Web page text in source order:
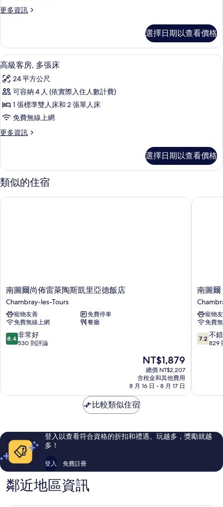
2
單
人
床
的
所
有
相
片
更多資訊
更
客
房,
2
單
人
的
詳
選擇日期以查看價格
顯
示
高
級
客
多
床
的
所
有
高級客房, 多張床 | 書桌、遮光布/窗
4
高級客房, 多張床
24 平方公尺
可容納 4 人 (依實際入住人數計費)
1 張標準雙人床和 2 張單人床
免費無線上網
更多資訊
更
客
房,
多
床
選擇日期以查看價格
類似的住宿
南
圖
爾
尚
佈
雷
萊
德
les-
Tours
南圖爾尚佈雷萊陶斯凱里亞德飯店
Chambray-les-Tours
寵物友善
免費停車
免費無線上網
餐廳
8.4
分，
常
評
論
8.4 非常好
530 則評論
現
在
價
格
為
NT$1,879
總價 NT$2,207
含稅金和其他費用
8 月 16 日 - 8 月 17 日
南圖爾尚佈雷萊陶斯凱里亞德飯店
南
圖
爾
-
圖
爾
錢
米
飯
店
南圖
寵物
免費
7.2
分，
錯
評
論
7.2 不
829
南圖爾 -
比較類似住宿
登入以查看符合資格的折扣和禮遇。玩越多，獎勵就越
多！
登入 免費註冊
鄰近地區資訊